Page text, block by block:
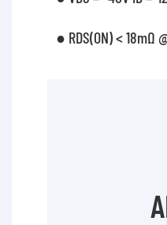
● RDS(ON) < 18mΩ